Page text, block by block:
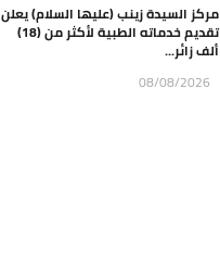
مركز السيدة زينب (عليها السلام) يعلن
تقديم خدماته الطبية لأكثر من (18)
ألف زائر...
08/08/2026